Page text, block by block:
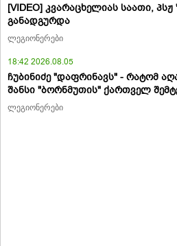
[VIDEO] კვარაცხელიას საათი,
განადგურდა
ლეგიონერები
18:42 2026.08.05
ჩუბინიძე "დაფრინავს" - რატომ
შანსი "ბორნმუთის" ქართველ
ლეგიონერები